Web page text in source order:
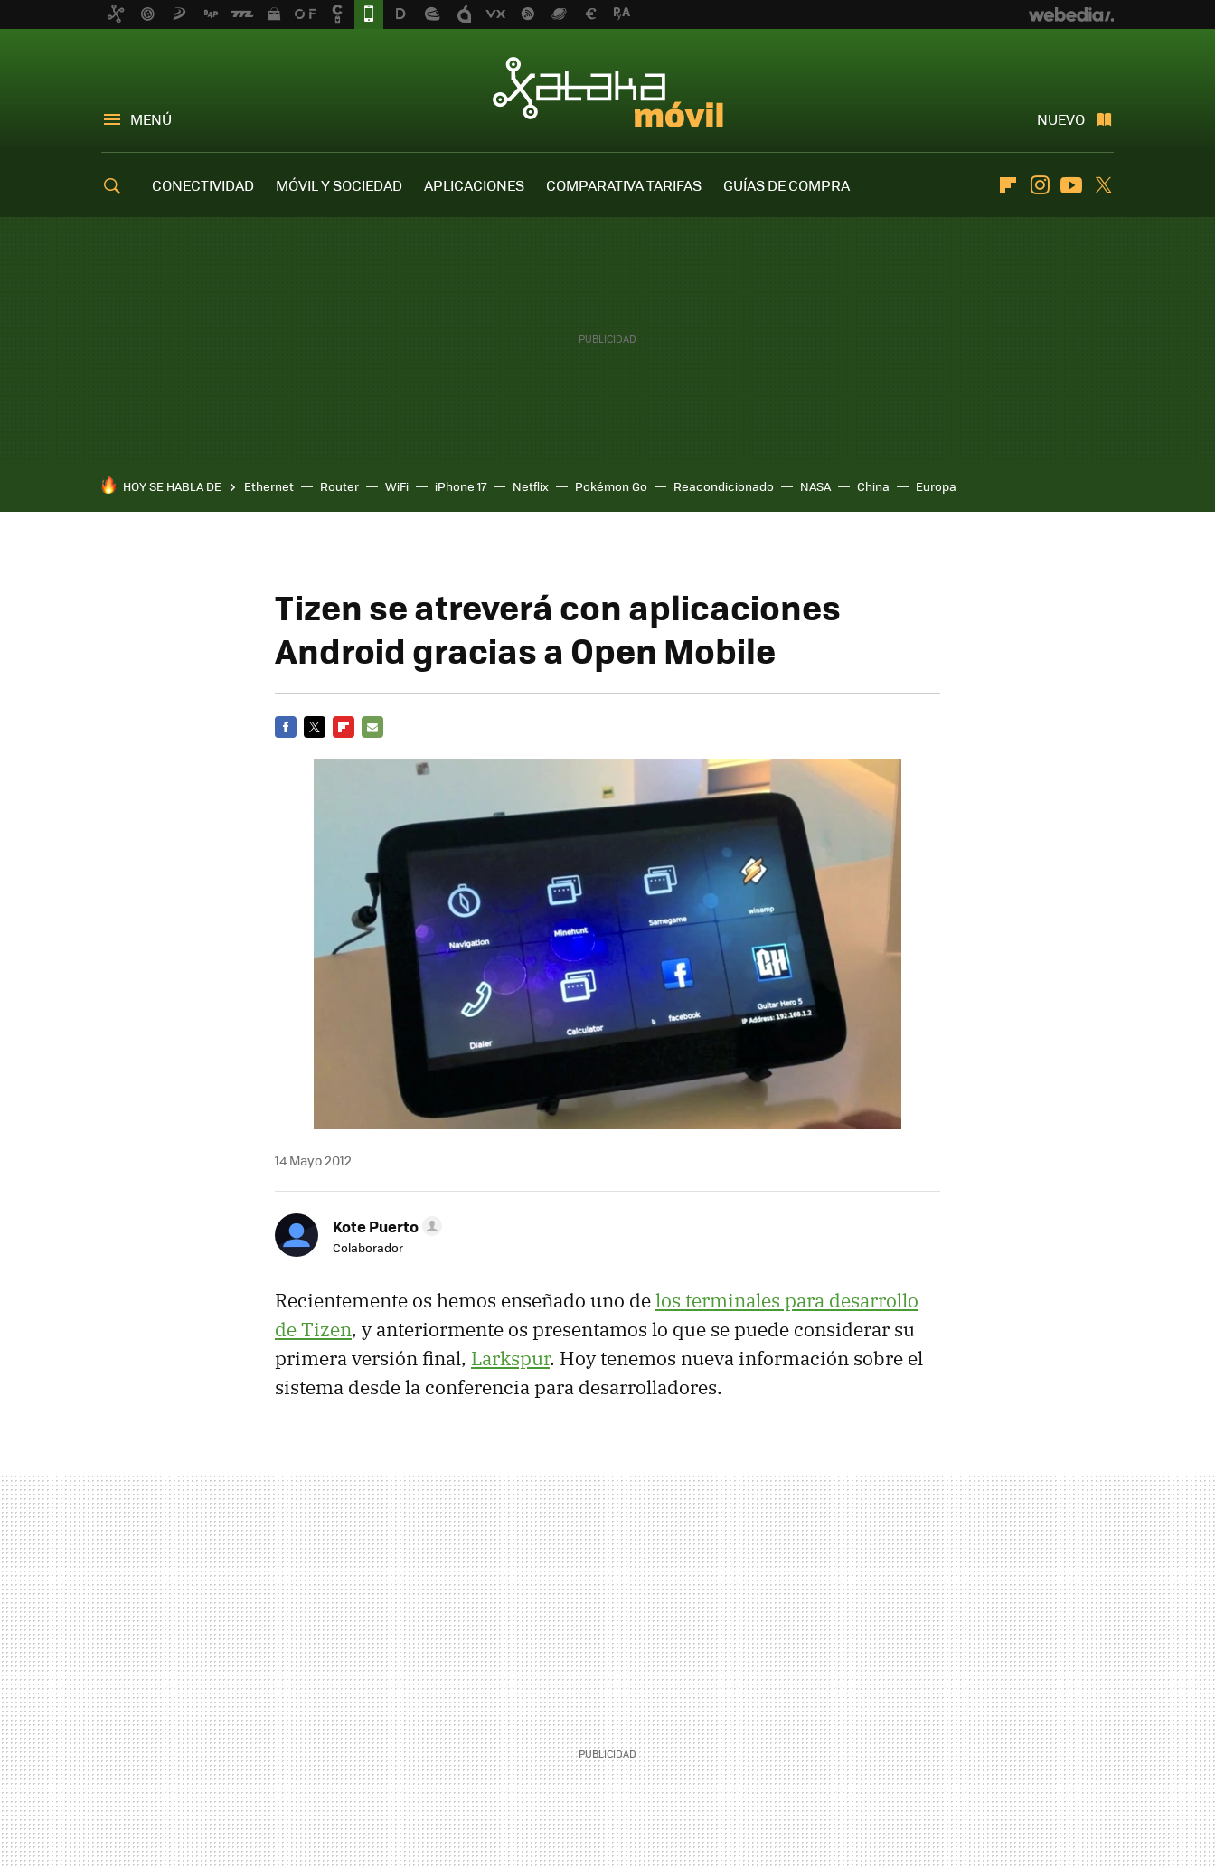
MENÚ NUEVO
CONECTIVIDAD MÓVIL Y SOCIEDAD APLICACIONES COMPARATIVA TARIFAS
GUÍAS DE COMPRA
FlipboardInstagramYoutube
HOY SE HABLA DE Ethernet Router WiFi iPhone 17 Netflix Pokémon Go Reacondicionado NASA China Europa
Tizen se atreverá con aplicaciones
Android gracias a Open Mobile
14 Mayo 2012
Kote Puerto
Colaborador
Recientemente os hemos enseñado uno delos terminales para desarrollo
de Tizen, y anteriormente os presentamos lo que se puede considerar su
primera versión final, Larkspur. Hoy tenemos nueva información sobre el
sistema desde la conferencia para desarrolladores.